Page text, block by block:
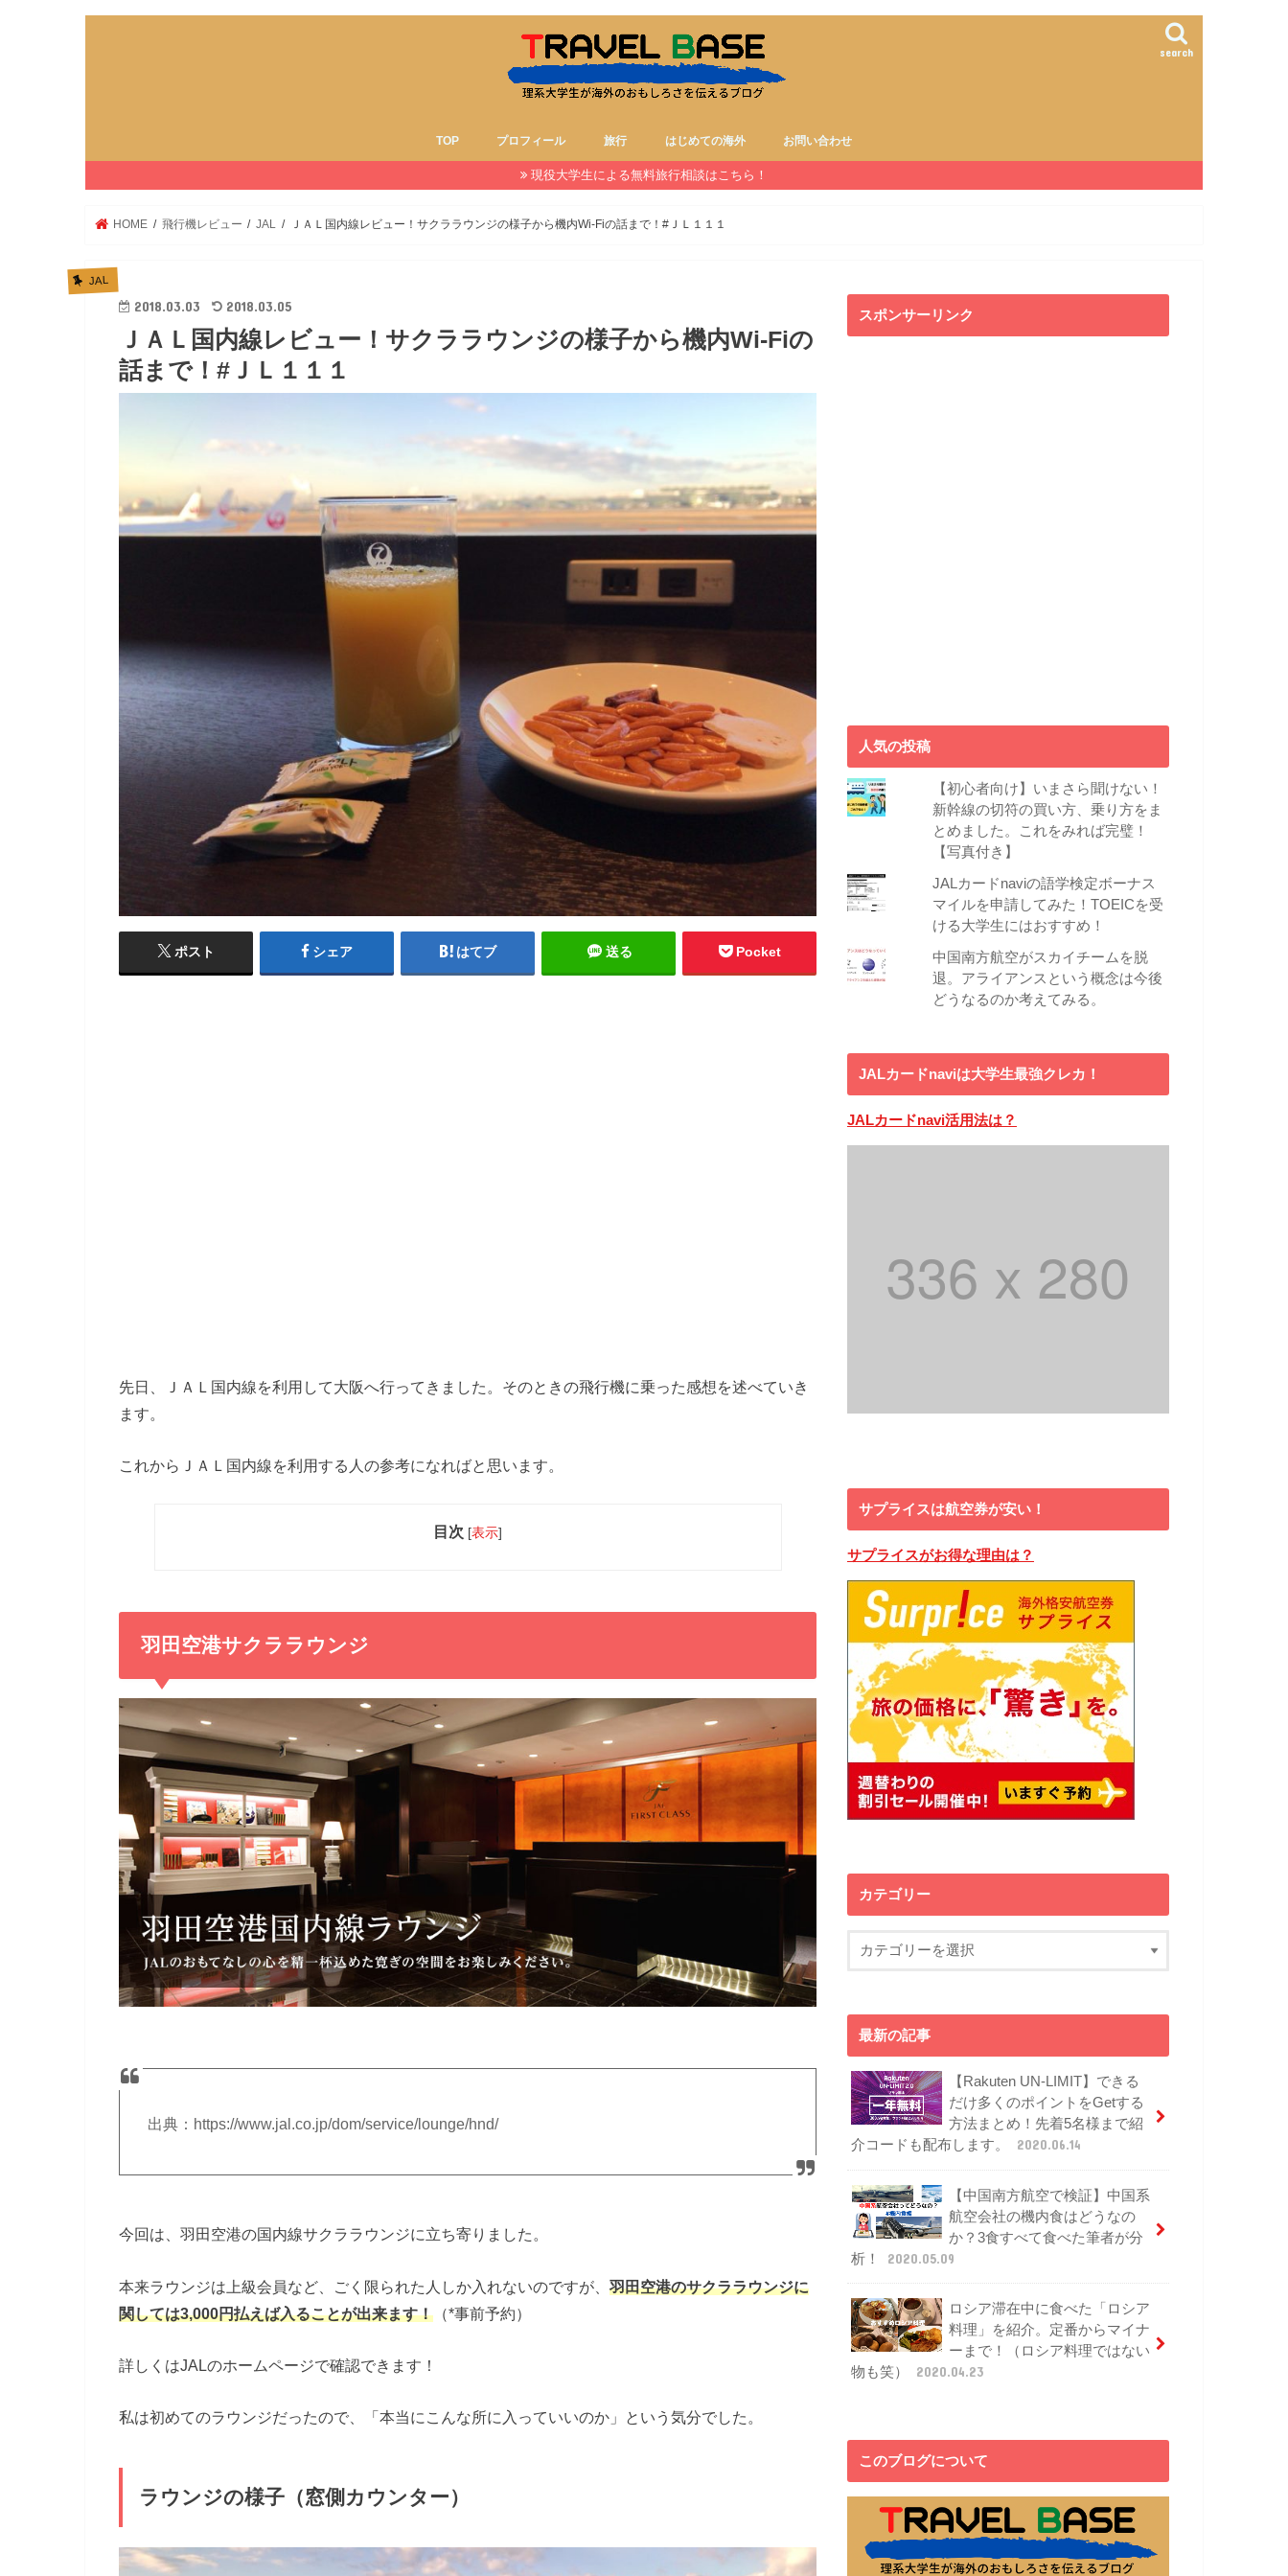
search
TOP プロフィール 旅行 はじめての海外 お問い合わせ
現役大学生による無料旅行相談はこちら！
HOME 飛行機レビュー JAL ＪＡＬ国内線レビュー！サクララウンジの様子から機内Wi-Fiの話まで！#ＪＬ１１１
JAL
2018.03.03 2018.03.05
ＪＡＬ国内線レビュー！サクララウンジの様子から機内Wi-Fiの
話まで！#ＪＬ１１１
ポスト シェア はてブ 送る Pocket
先日、ＪＡＬ国内線を利用して大阪へ行ってきました。そのときの飛行機に乗った感想を述べていき
ます。
これからＪＡＬ国内線を利用する人の参考になればと思います。
目次 [表示]
羽田空港サクララウンジ
出典：https://www.jal.co.jp/dom/service/lounge/hnd/
今回は、羽田空港の国内線サクララウンジに立ち寄りました。
本来ラウンジは上級会員など、ごく限られた人しか入れないのですが、 羽田空港のサクララウンジに
関しては3,000円払えば入ることが出来ます！ （*事前予約）
詳しくはJALのホームページで確認できます！
私は初めてのラウンジだったので、「本当にこんな所に入っていいのか」という気分でした。
ラウンジの様子（窓側カウンター）
スポンサーリンク
人気の投稿
【初心者向け】いまさら聞けない！
新幹線の切符の買い方、乗り方をま
とめました。これをみれば完璧！
【写真付き】
JALカードnaviの語学検定ボーナス
マイルを申請してみた！TOEICを受
ける大学生にはおすすめ！
中国南方航空がスカイチームを脱
退。アライアンスという概念は今後
どうなるのか考えてみる。
JALカードnaviは大学生最強クレカ！
JALカードnavi活用法は？
サプライスは航空券が安い！
サプライスがお得な理由は？
カテゴリー
最新の記事
【Rakuten UN-LIMIT】できる
だけ多くのポイントをGetする
方法まとめ！先着5名様まで紹
介コードも配布します。
2020.06.14
【中国南方航空で検証】中国系
航空会社の機内食はどうなの
か？3食すべて食べた筆者が分
析！
2020.05.09
ロシア滞在中に食べた「ロシア
料理」を紹介。定番からマイナ
ーまで！（ロシア料理ではない
物も笑）
2020.04.23
このブログについて